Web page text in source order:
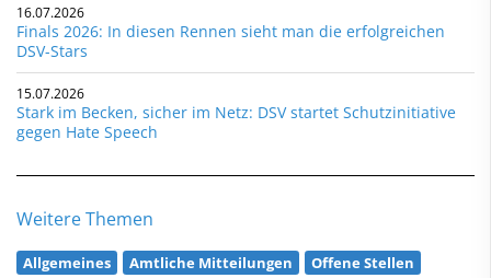
16.07.2026
Finals 2026: In diesen Rennen sieht man die erfolgreichen
DSV-Stars
15.07.2026
Stark im Becken, sicher im Netz: DSV startet Schutzinitiative
gegen Hate Speech
Weitere Themen
Allgemeines Amtliche Mitteilungen
Offene Stellen